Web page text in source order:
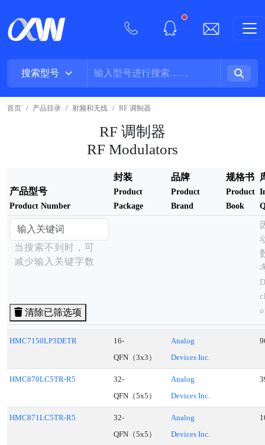
New alerts
首页 产品目录 射频和无线 RF 调制器
RF 调制器
RF Modulators
产品型号
Product Number
封装
Product
Package
品牌
Product
Brand
规格书
Product
Book
当搜索不到时，可
减少输入关键字数
清除已筛选项
HMC7150LP3DETR
16-
QFN（3x3）
Analog
Devices Inc.
HMC870LC5TR-R5
32-
QFN（5x5）
Analog
Devices Inc.
HMC871LC5TR-R5
32-
QFN（5x5）
Analog
Devices Inc.